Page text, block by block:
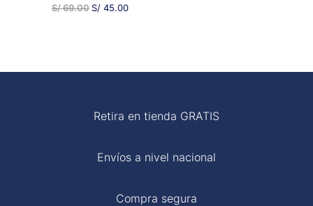
S/69.00 EL
S/45.00EL
Retira en tienda GRATIS
Envíos a nivel nacional
Compra segura